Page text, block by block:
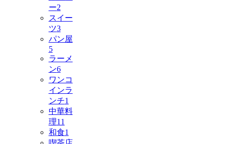
ー2
スイー
ツ3
パン屋
5
ラーメ
ン6
ワンコ
インラ
ンチ1
中華料
理11
和食1